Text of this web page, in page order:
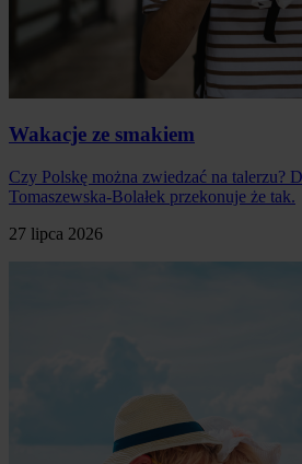
Wakacje ze smakiem
Czy Polskę można zwiedzać na talerzu?
Tomaszewska-Bolałek przekonuje że tak.
27 lipca 2026